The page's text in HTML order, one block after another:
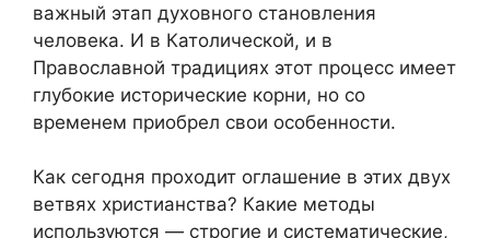
важный этап духовного становления
человека. И в Католической, и в
Православной традициях этот процесс имеет
глубокие исторические корни, но со
временем приобрел свои особенности.
Как сегодня проходит оглашение в этих двух
ветвях христианства? Какие методы
используются — строгие и систематические,